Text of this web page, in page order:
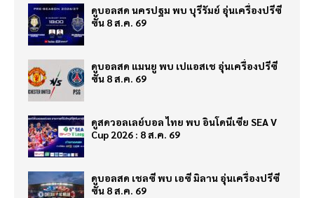
ดูบอลสด นครปฐม พบ บุรีรัมย์ อุ่นเครื่องปรีซี
ซั่น 8 ส.ค. 69
ดูบอลสด แมนยู พบ เปแอสเช อุ่นเครื่องปรีซี
ซั่น 8 ส.ค. 69
ดูสดวอลเลย์บอล ไทย พบ อินโดนีเซีย SEA V
Cup 2026 : 8 ส.ค. 69
ดูบอลสด เชลซี พบ เอซี มิลาน อุ่นเครื่องปรีซี
ซั่น 8 ส.ค. 69